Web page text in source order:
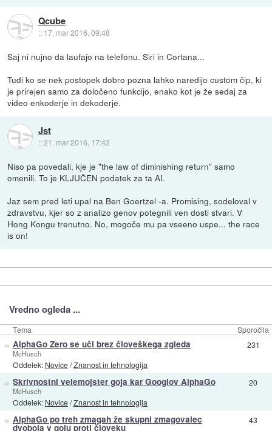
Qcube
:: 17. mar 2016, 09:48
Saj ni nujno da laufajo na telefonu. Siri in Cortana...
Tudi ko se nek postopek dobro pozna lahko naredijo custom čip, ki
je prirejen samo za določeno funkcijo, enako kot je že sedaj za
video enkoderje in dekoderje.
Jst
::21. mar 2016, 17:42
Niso pa povedali, kje je "the law of diminishing return" samo
omenili. To je KLJUČEN podatek za ta AI.
Jaz sem pred leti upal na Ben Goertzel -a. Promising, sodeloval v
zdravstvu, kjer so z analizo genov potegnili ven dosti stvari. V
Hong Kongu trenutno. No, mogoče mu pa vseeno uspe... the race
is on!
Vredno ogleda ...
Tema Sporočila
» AlphaGo Zero se uči brez človeškega zgleda
McHusch
Oddelek: Novice/Znanost in tehnologija
231
» Skrivnostni velemojster goja kar Googlov AlphaGo
McHusch
Oddelek: Novice/Znanost in tehnologija
20
» AlphaGo po treh zmagah že skupni zmagovalec
dvoboja v goju proti človeku
43